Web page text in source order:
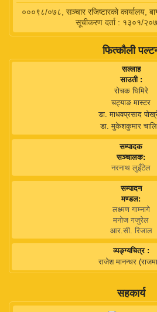
०००९८/०७८, सञ्चार रजिष्टारको कार्यालय,
सूचीकरण दर्ता : १३०१/
फित्कौली
सल्लाह
साउती :
रोचक घिमिरे
चट्याङ मास्टर
डा. माधवप्रसाद
डा. मुकेशकुमार
सम्पादक
सञ्चालक:
नरनाथ लुइँटेल
सम्पादन
मण्डल:
लक्ष्मण गाम्नागे
मनोज गजुरेल
आर.सी. रिजाल
व्यङ्ग्यचित्र :
राजेश मानन्धर
सहकार्य